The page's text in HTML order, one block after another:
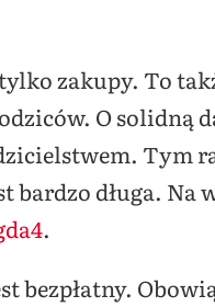
zakupy. To
O solidną
Tym
bardzo długa.
.
bezpłatny.